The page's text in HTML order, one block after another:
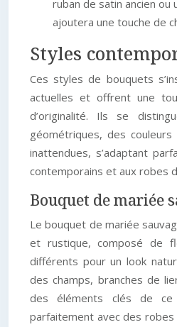
ruban de satin ancien ou
ajoutera une touche de
Styles
Ces styles de bouquets
actuelles et offrent une
d’originalité. Ils se
géométriques, des
inattendues, s’adaptant
contemporains et aux robes
Bouquet de mariée
Le bouquet de mariée
et rustique, composé de
différents pour un look
des champs, branches de
des éléments clés de
parfaitement avec des